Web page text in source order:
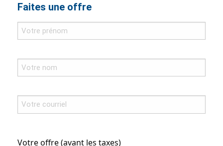
Faites une offre
Votre offre (avant les taxes)